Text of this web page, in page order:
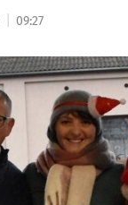
09:27